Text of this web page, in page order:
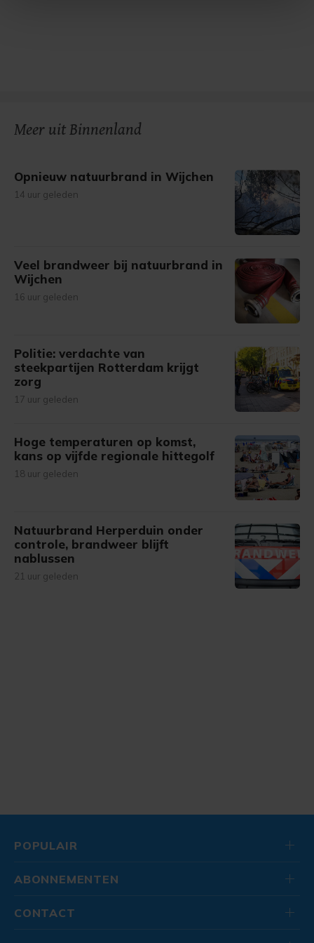
Meer uit Binnenland
Opnieuw natuurbrand in Wijchen
14 uur geleden
Veel brandweer bij natuurbrand in
Wijchen
16 uur geleden
Politie: verdachte van
steekpartijen Rotterdam krijgt
zorg
17 uur geleden
Hoge temperaturen op komst,
kans op vijfde regionale hittegolf
18 uur geleden
Natuurbrand Herperduin onder
controle, brandweer blijft
nablussen
21 uur geleden
POPULAIR
ABONNEMENTEN
CONTACT